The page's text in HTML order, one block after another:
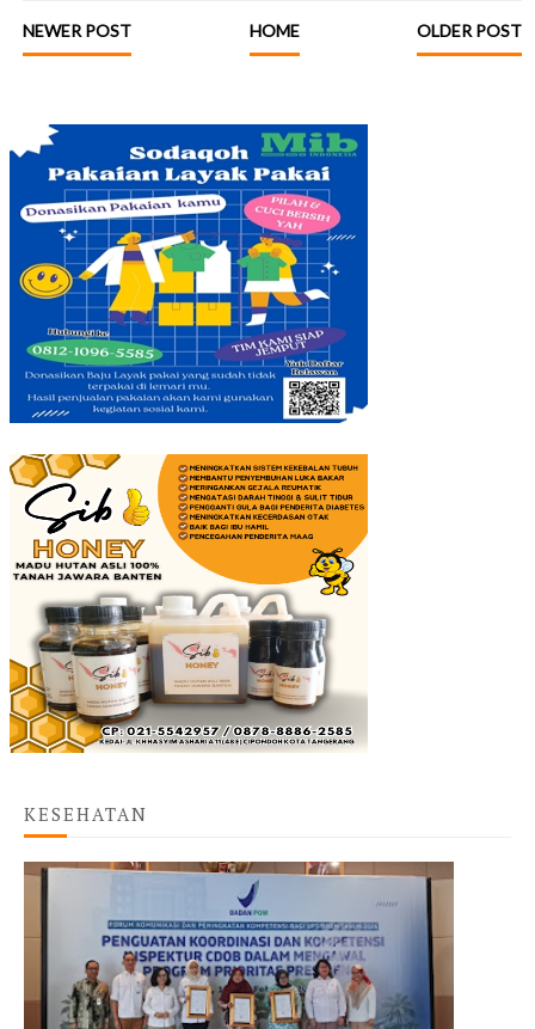
NEWER POST OLDER POST
HOME
KESEHATAN